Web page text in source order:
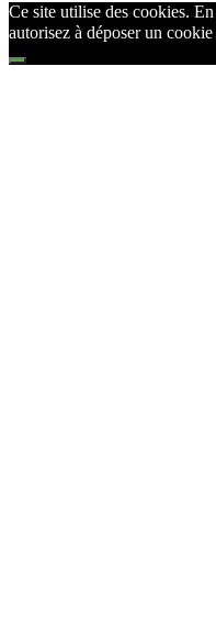
Ce site utilise des cookies.
autorisez à déposer un